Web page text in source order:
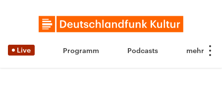
Live Programm Podcasts